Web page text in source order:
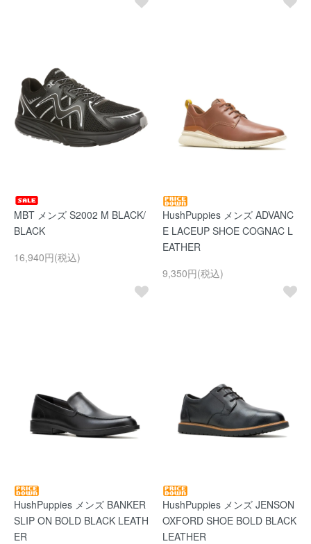
MBT メンズ S2002 M BLACK/
BLACK
16,940円(税込)
HushPuppies メンズ ADVANC
E LACEUP SHOE COGNAC L
EATHER
9,350円(税込)
HushPuppies メンズ BANKER
SLIP ON BOLD BLACK LEATH
ER
HushPuppies メンズ JENSON
OXFORD SHOE BOLD BLACK
LEATHER